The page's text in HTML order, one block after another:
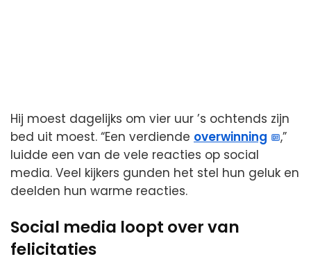
Hij moest dagelijks om vier uur ’s ochtends zijn
bed uit moest. “Een verdiende overwinning
,”
luidde een van de vele reacties op social
media. Veel kijkers gunden het stel hun geluk en
deelden hun warme reacties.
Social media loopt over van
felicitaties